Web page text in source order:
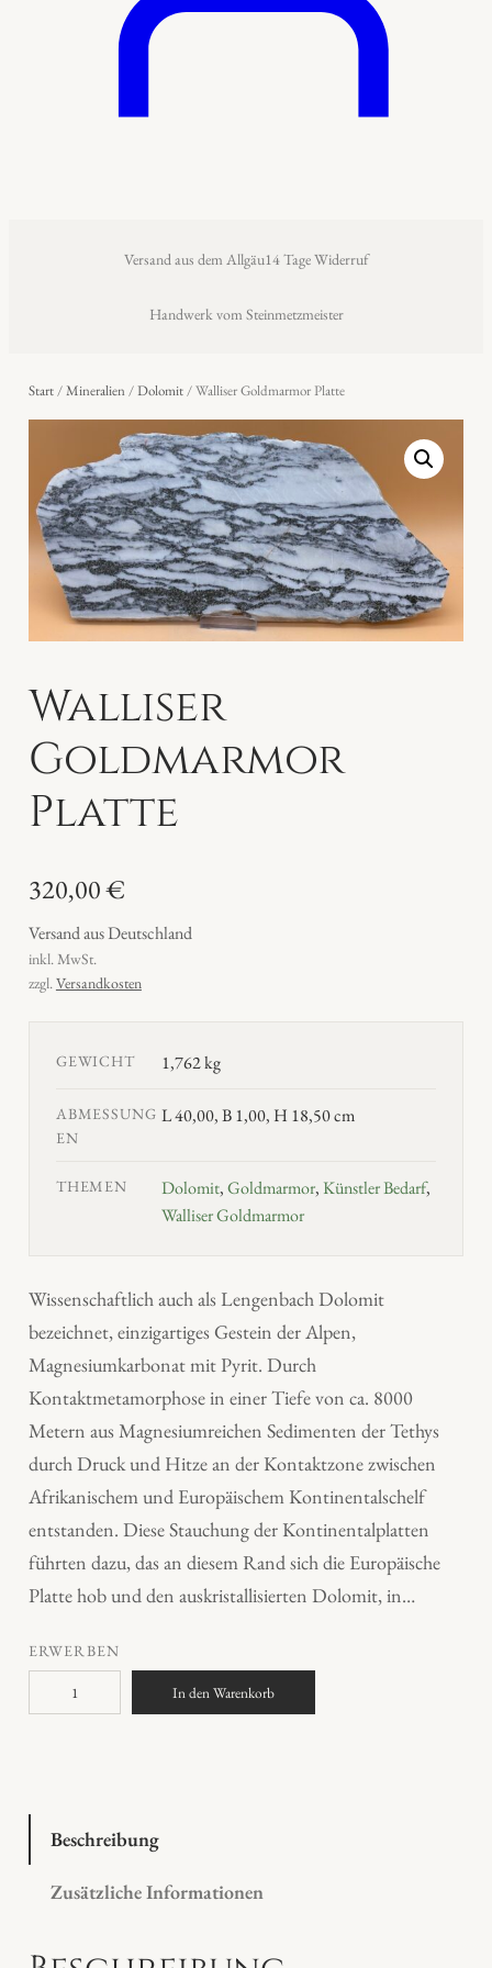
Versand aus dem Allgäu14 Tage Widerruf
Handwerk vom Steinmetzmeister
Start/Mineralien/Dolomit/ Walliser Goldmarmor Platte
Walliser
Goldmarmor
Platte
320,00€
Versand aus Deutschland
inkl. MwSt.
zzgl.Versandkosten
GEWICHT 1,762 kg
ABMESSUNG
EN
L 40,00, B 1,00, H 18,50 cm
THEMEN Dolomit,Goldmarmor,Künstler Bedarf,
Walliser Goldmarmor
Wissenschaftlich auch als Lengenbach Dolomit
bezeichnet, einzigartiges Gestein der Alpen,
Magnesiumkarbonat mit Pyrit. Durch
Kontaktmetamorphose in einer Tiefe von ca. 8000
Metern aus Magnesiumreichen Sedimenten der Tethys
durch Druck und Hitze an der Kontaktzone zwischen
Afrikanischem und Europäischem Kontinentalschelf
entstanden. Diese Stauchung der Kontinentalplatten
führten dazu, das an diesem Rand sich die Europäische
Platte hob und den auskristallisierten Dolomit, in…
ERWERBEN
a
e
o
In den Warenkorb
Beschreibung
Zusätzliche Informationen